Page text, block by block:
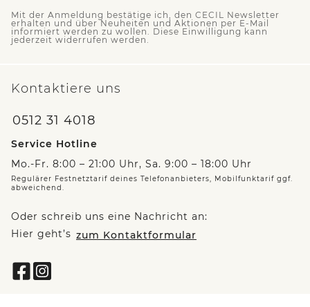
Mit der Anmeldung bestätige ich, den CECIL Newsletter
erhalten und über Neuheiten und Aktionen per E-Mail
informiert werden zu wollen. Diese Einwilligung kann
jederzeit widerrufen werden.
Kontaktiere uns
0512 31 4018
Service Hotline
Mo.-Fr. 8:00 – 21:00 Uhr, Sa. 9:00 – 18:00 Uhr
Regulärer Festnetztarif deines Telefonanbieters, Mobilfunktarif ggf.
abweichend.
Oder schreib uns eine Nachricht an:
Hier geht’s zum Kontaktformular